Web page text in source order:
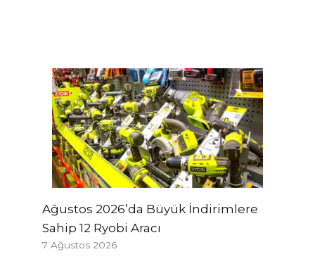
Ağustos 2026’da Büyük İndirimlere
Sahip 12 Ryobi Aracı
7 Ağustos 2026